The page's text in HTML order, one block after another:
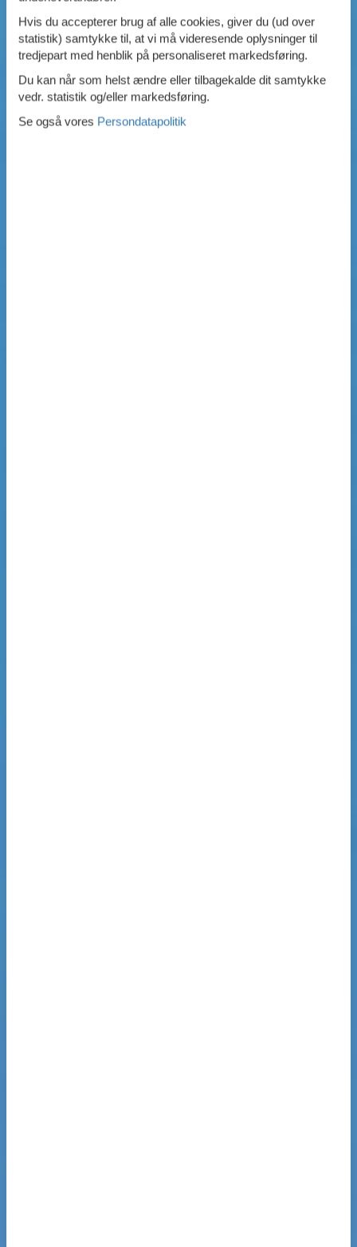
Hvis du accepterer brug af alle cookies, giver du (ud over
statistik) samtykke til, at vi må videresende oplysninger til
tredjepart med henblik på personaliseret markedsføring.
Du kan når som helst ændre eller tilbagekalde dit samtykke
vedr. statistik og/eller markedsføring.
Se også vores Persondatapolitik